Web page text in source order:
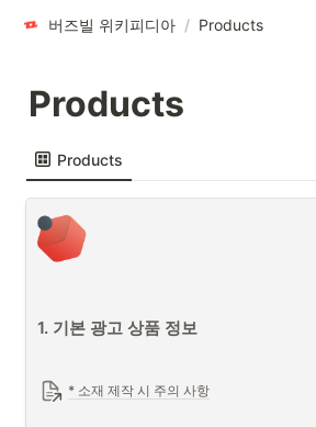
버즈빌 위키피디아 / Products
Products
Products
1. 기본 광고 상품 정보
* 소재 제작 시 주의 사항